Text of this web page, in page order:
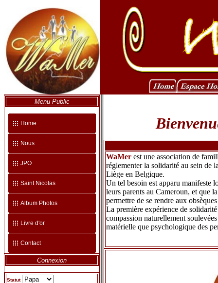
WaMer est une association de
réglementer la solidarité au sein de
Liège en Belgique.
Un tel besoin est apparu manifeste
leurs parents au Cameroun, et que
permettre de se rendre aux
La première expérience de
compassion naturellement
matérielle que psychologique des
Menu Public
Home
Nous
JPO
Saint Nicolas
Album Photos
Livre d'or
Contact
Connexion
Statut